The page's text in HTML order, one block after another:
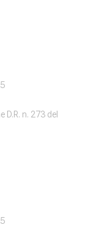
n. 273 del